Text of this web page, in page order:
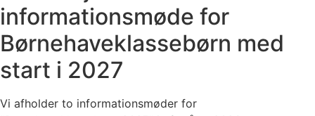
informationsmøde for
Børnehaveklassebørn med
start i 2027
Vi afholder to informationsmøder for